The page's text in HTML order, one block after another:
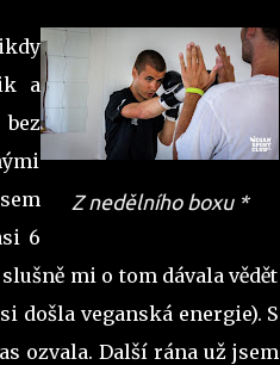
Z nedělního boxu *
a
6
mi o tom dávala vědět
došla veganská energie). S
ozvala. Další rána už jsem